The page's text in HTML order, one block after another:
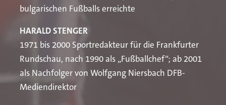
bulgarischen Fußballs erreichte
HARALD STENGER
1971 bis 2000 Sportredakteur für die Frankfurter
Rundschau, nach 1990 als „Fußballchef“; ab 2001
als Nachfolger von Wolfgang Niersbach DFB-
Mediendirektor